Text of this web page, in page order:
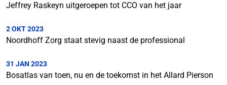
Jeffrey Raskeyn uitgeroepen tot CCO van het jaar
2 OKT 2023
Noordhoff Zorg staat stevig naast de professional
31 JAN 2023
Bosatlas van toen, nu en de toekomst in het Allard Pierson